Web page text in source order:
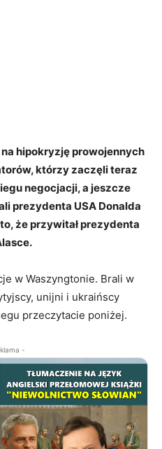
hipokryzję prowojennych
którzy zaczęli teraz
negocjacji, a jeszcze
prezydenta USA Donalda
że przywitał prezydenta
w Waszyngtonie. Brali w
unijni i ukraińscy
przeczytacie poniżej.
-